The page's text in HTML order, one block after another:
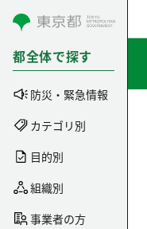
コンテンツにスキップ
都全体で探す
防災・緊急情報
カテゴリ別
目的別
組織別
事業者の方